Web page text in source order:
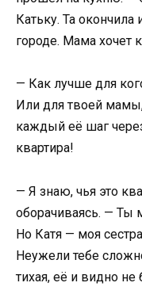
Катьку. Та окончила
городе. Мама хочет
— Как лучше для
Или для твоей мамы,
каждый её шаг
квартира!
— Я знаю, чья это
оборачиваясь. —
Но Катя — моя
Неужели тебе
тихая, её и видно не